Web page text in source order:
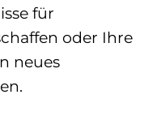
für
oder Ihre
neues